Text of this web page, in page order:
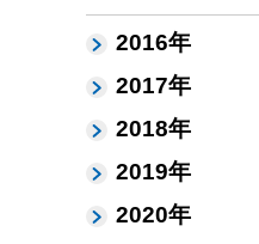
2016年
2017年
2018年
2019年
2020年